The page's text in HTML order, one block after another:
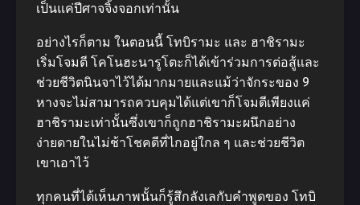
เป็นแค่ปีศาจจิ้งจอกเท่านั้น
อย่างไรก็ตาม ในตอนนี้ โทบิรามะ และ ฮาชิรามะ
เริ่มโจมตี โคโนฮะนารูโตะก็ได้เข้าร่วมการต่อสู้และ
ช่วยชีวิตนินจาไว้ได้มากมายและแม้ว่าจักระของ 9
หางจะไม่สามารถควบคุมได้แต่เขาก็โจมตีเพียงแค่
ฮาชิรามะเท่านั้นซึ่งเขาก็ถูกฮาชิรามะผนึกอย่าง
ง่ายดายในไม่ช้าโชคดีที่ไกอยู่ใกล ๆ และช่วยชีวิต
เขาเอาไว้
ทุกคนที่ได้เห็นภาพนั้นก็รู้สึกลังเลกับคําพูดของ โทบิ